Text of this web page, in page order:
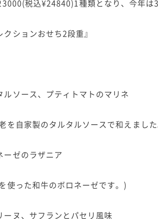
税込¥24840)1種類となり、今年は
クションおせち2段重』
ソース、プティトマトのマリネ
を自家製のタルタルソースで和えまし
ゼのラザニア
使った和牛のボロネーゼです。)
ヌ、サフランとパセリ風味